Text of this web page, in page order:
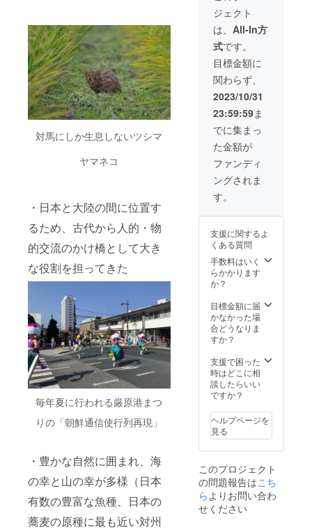
対馬にしか生息しないツシマ
ヤマネコ
・日本と大陸の間に位置す
るため、古代から人的・物
的交流のかけ橋として大き
な役割を担ってきた
毎年夏に行われる厳原港まつ
りの「朝鮮通信使行列再現」
・豊かな自然に囲まれ、海
の幸と山の幸が多様（日本
有数の豊富な魚種、日本の
蕎麦の原種に最も近い対州
ご希望
の方
は、備
考欄に
ご記入
くださ
い。
渡航費
用、滞
在費用
などは
ご自身
でご負
担くだ
さい。
- 現地
集合/現
地解散
となる
点、ご
了承く
ださ
い。 ※1
以外の
掲載を
ご希望
の方
は、備
考欄に
い。
フォ
ト」に
記念写
真を撮
影して
もらう
権利 -
いつ、
どこで
写真を
撮りた
いか、
希望を
備考欄
に必ず
記入し
- 撮影
は、対
馬市内
に限り
ます。
- 所要
30分〜1
時間程
度を想
定して
す。 -
かかる
交通費
をご負
だく場
合があ
ります
が、ご
ださ
い。 -
Instagr
amの
メッ
ジェクト
は、 All-In方
式です。
目標金額に
関わらず、
2023/10/31
23:59:59ま
でに集まっ
た金額が
ファンディ
ングされま
す。
支援に関するよ
くある質問
手数料はいく
らかかります
か？
目標金額に届
かなかった場
合どうなりま
すか？
支援で困った
時はどこに相
談したらいい
ですか？
ヘルプページを
見る
このプロジェクト
の問題報告はこち
ら よりお問い合わ
せください